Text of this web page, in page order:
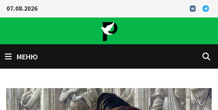
Перейти
к
07.08.2026
МЕНЮ